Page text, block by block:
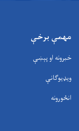
مهمې برخې
خبرونه او پېښې
ویډیوګانې
انځورونه